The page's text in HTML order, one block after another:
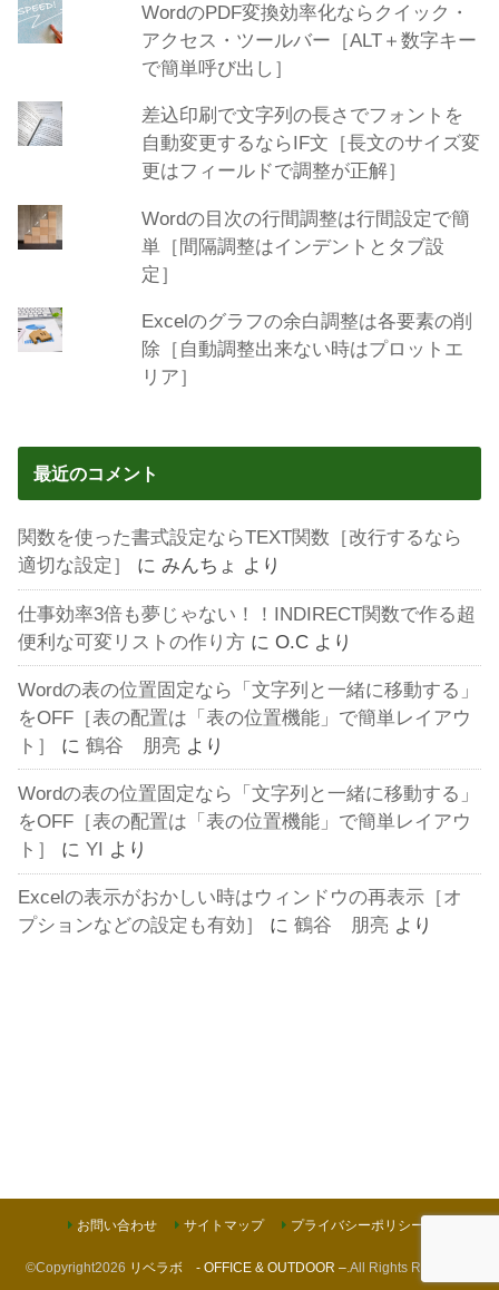
WordのPDF変換効率化ならクイック・
アクセス・ツールバー［ALT＋数字キー
で簡単呼び出し］
差込印刷で文字列の長さでフォントを
自動変更するならIF文［長文のサイズ変
更はフィールドで調整が正解］
Wordの目次の行間調整は行間設定で簡
単［間隔調整はインデントとタブ設
定］
Excelのグラフの余白調整は各要素の削
除［自動調整出来ない時はプロットエ
リア］
最近のコメント
関数を使った書式設定ならTEXT関数［改行するなら
適切な設定］
にみんちょ より
仕事効率3倍も夢じゃない！！INDIRECT関数で作る超
便利な可変リストの作り方 にO.C より
Wordの表の位置固定なら「文字列と一緒に移動する」
をOFF［表の配置は「表の位置機能」で簡単レイアウ
ト］
に鶴谷 朋亮 より
Wordの表の位置固定なら「文字列と一緒に移動する」
をOFF［表の配置は「表の位置機能」で簡単レイアウ
ト］
にYI より
Excelの表示がおかしい時はウィンドウの再表示［オ
プションなどの設定も有効］
に鶴谷 朋亮 より
お問い合わせ サイトマップ プライバシーポリシー
©Copyright2026 リベラボ - OFFICE & OUTDOOR – .All Rights Reserved.